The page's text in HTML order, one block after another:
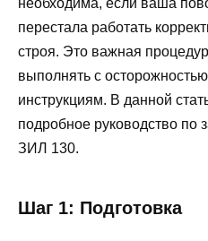
необходима, если ваша
перестала работать
строя. Это важная
выполнять с
инструкциям. В данной
подробное руководство по
ЗИЛ 130.
Шаг 1: Подготовка